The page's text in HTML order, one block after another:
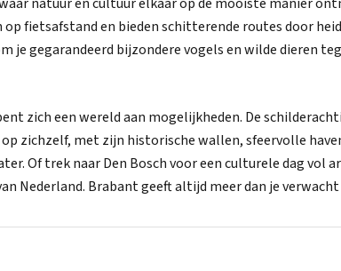
op fietsafstand en bieden schitterende routes door
je gegarandeerd bijzondere vogels en wilde dieren
zich een wereld aan mogelijkheden. De
op zichzelf, met zijn historische wallen, sfeervolle
Of trek naar Den Bosch voor een culturele dag vol
Nederland. Brabant geeft altijd meer dan je verwacht